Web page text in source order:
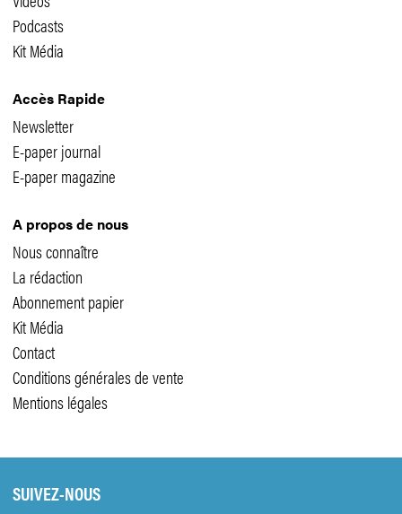
Podcasts
Kit Média
Accès Rapide
Newsletter
E-paper journal
E-paper magazine
A propos de nous
Nous connaître
La rédaction
Abonnement papier
Kit Média
Contact
Conditions générales de vente
Mentions légales
SUIVEZ-NOUS